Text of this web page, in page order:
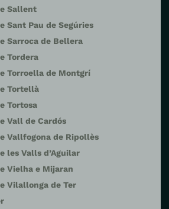
Sallent
Sant Pau de Segúries
Sarroca de Bellera
Tordera
Torroella de Montgrí
Tortellà
Tortosa
Vall de Cardós
Vallfogona de Ripollès
les Valls d’Aguilar
Vielha e Mijaran
Vilallonga de Ter